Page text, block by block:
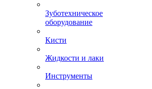
Зуботехническое
оборудование
Кисти
Жидкости и лаки
Инструменты